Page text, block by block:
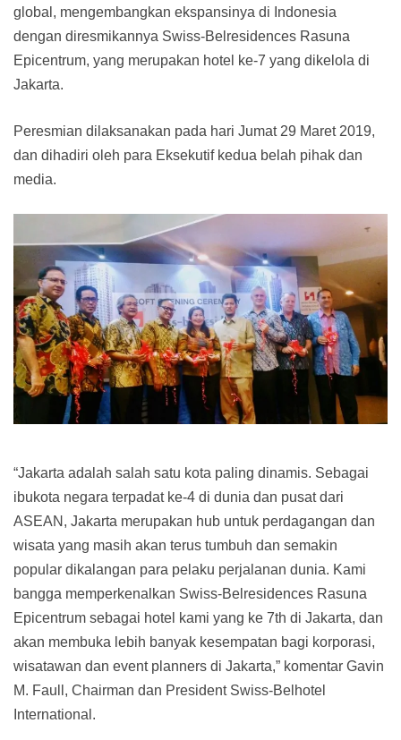
global, mengembangkan ekspansinya di Indonesia
dengan diresmikannya Swiss-Belresidences Rasuna
Epicentrum, yang merupakan hotel ke-7 yang dikelola di
Jakarta.
Peresmian dilaksanakan pada hari Jumat 29 Maret 2019,
dan dihadiri oleh para Eksekutif kedua belah pihak dan
media.
“Jakarta adalah salah satu kota paling dinamis. Sebagai
ibukota negara terpadat ke-4 di dunia dan pusat dari
ASEAN, Jakarta merupakan hub untuk perdagangan dan
wisata yang masih akan terus tumbuh dan semakin
popular dikalangan para pelaku perjalanan dunia. Kami
bangga memperkenalkan Swiss-Belresidences Rasuna
Epicentrum sebagai hotel kami yang ke 7th di Jakarta, dan
akan membuka lebih banyak kesempatan bagi korporasi,
wisatawan dan event planners di Jakarta,” komentar Gavin
M. Faull, Chairman dan President Swiss-Belhotel
International.